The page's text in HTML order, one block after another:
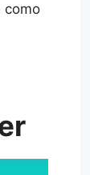
como